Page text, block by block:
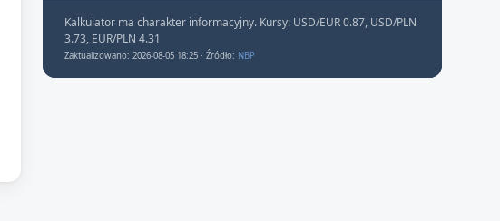
Kalkulator ma charakter informacyjny. Kursy: USD/EUR 0.87, USD/PLN
3.73, EUR/PLN 4.31
Zaktualizowano: 2026-08-05 18:25 · Źródło: NBP